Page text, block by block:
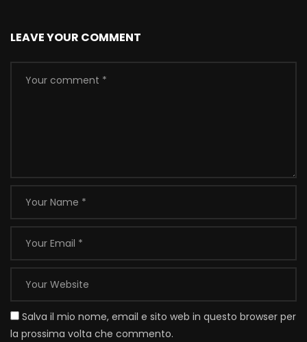
LEAVE YOUR COMMENT
Salva il mio nome, email e sito web in questo browser per
la prossima volta che commento.